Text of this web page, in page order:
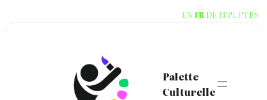
Palette
Culturelle
EN FR DE ITPL PTES